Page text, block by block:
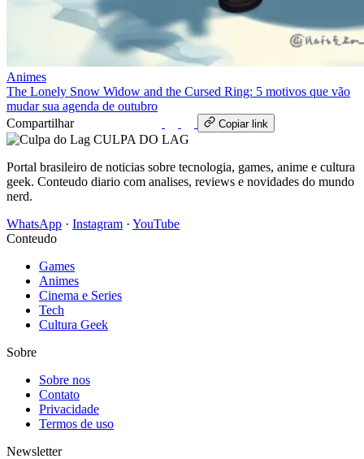
Animes
The Lonely Snow Widow and the Cursed Ring: 5 motivos que vão
mudar sua agenda de outubro
Compartilhar
Copiar link
CULPA DO LAG
Portal brasileiro de noticias sobre tecnologia, games, anime e cultura
geek. Conteudo diario com analises, reviews e novidades do mundo
nerd.
WhatsApp · Instagram · YouTube
Conteudo
Games
Animes
Cinema e Series
Tech
Cultura Geek
Sobre
Sobre nos
Contato
Privacidade
Termos de uso
Newsletter